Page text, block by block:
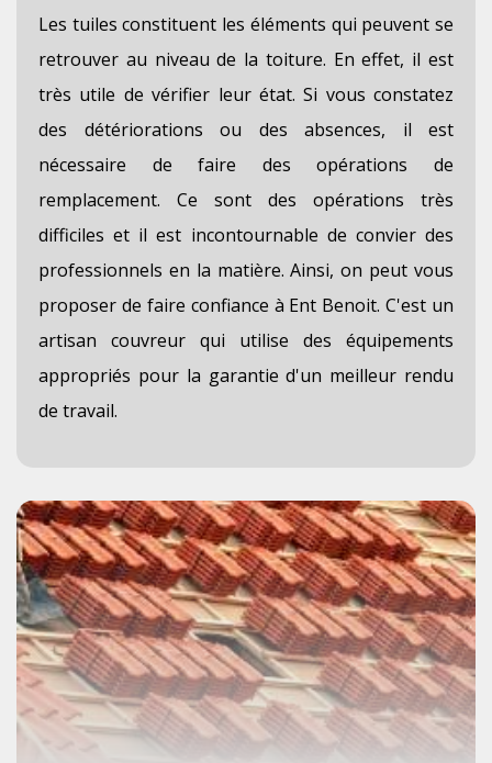
Les tuiles constituent les éléments qui peuvent se
retrouver au niveau de la toiture. En effet, il est
très utile de vérifier leur état. Si vous constatez
des détériorations ou des absences, il est
nécessaire de faire des opérations de
remplacement. Ce sont des opérations très
difficiles et il est incontournable de convier des
professionnels en la matière. Ainsi, on peut vous
proposer de faire confiance à Ent Benoit. C'est un
artisan couvreur qui utilise des équipements
appropriés pour la garantie d'un meilleur rendu
de travail.